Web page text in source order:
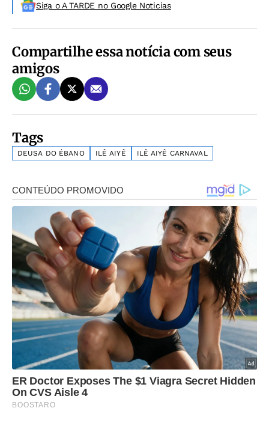
Siga o A TARDE no Google Noticias
Compartilhe essa notícia com seus
amigos
Tags
DEUSA DO ÉBANO ILÊ AIYÊ ILÊ AIYÊ CARNAVAL